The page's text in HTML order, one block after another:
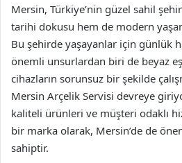
Mersin, Türkiye’nin güzel sahil
tarihi dokusu hem de modern
Bu şehirde yaşayanlar için günlük
önemli unsurlardan biri de beyaz
cihazların sorunsuz bir şekilde
Mersin Arçelik Servisi devreye
kaliteli ürünleri ve müşteri odaklı
bir marka olarak, Mersin’de de
sahiptir.